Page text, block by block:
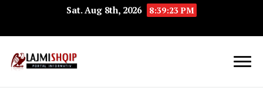
Sat. Aug 8th, 2026 8:39:24 PM